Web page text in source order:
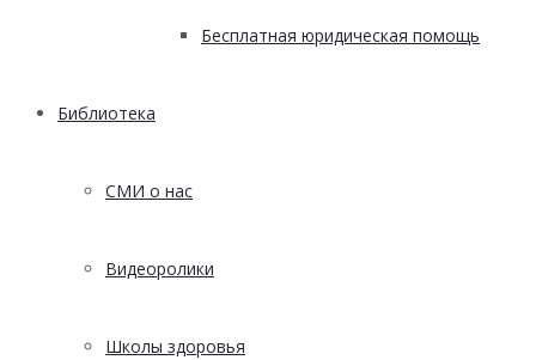
Бесплатная юридическая помощь
Библиотека
СМИ о нас
Видеоролики
Школы здоровья